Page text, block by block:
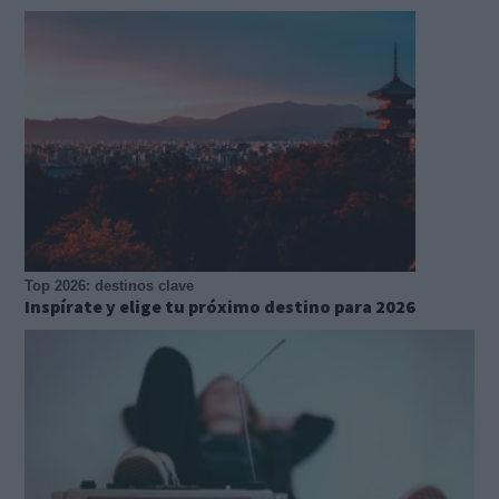
Top 2026: destinos clave
Inspírate y elige tu próximo destino para 2026